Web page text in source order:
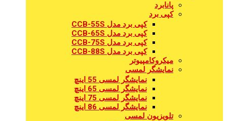
پانابرد
کپی برد
کپی برد مدل CCB-55S
کپی برد مدل CCB-65S
کپی برد مدل CCB-75S
کپی برد مدل CCB-88S
میکروکامپیوتر
نمایشگر لمسی
نمایشگر لمسی 55 اینچ
نمایشگر لمسی 65 اینچ
نمایشگر لمسی 75 اینچ
نمایشگر لمسی 86 اینچ
تلویزیون لمسی